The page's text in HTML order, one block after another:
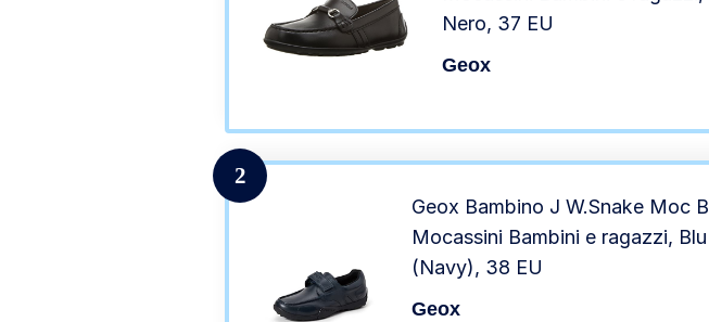
Nero, 37 EU
Geox
2
Geox Bambino J W.Snake Moc B
Mocassini Bambini e ragazzi, Blu
(Navy), 38 EU
Geox